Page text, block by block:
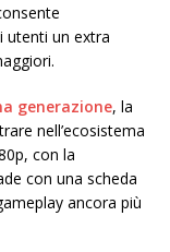
utenti un extra
generazione, la
nell’ecosistema
con la
con una scheda
ancora più